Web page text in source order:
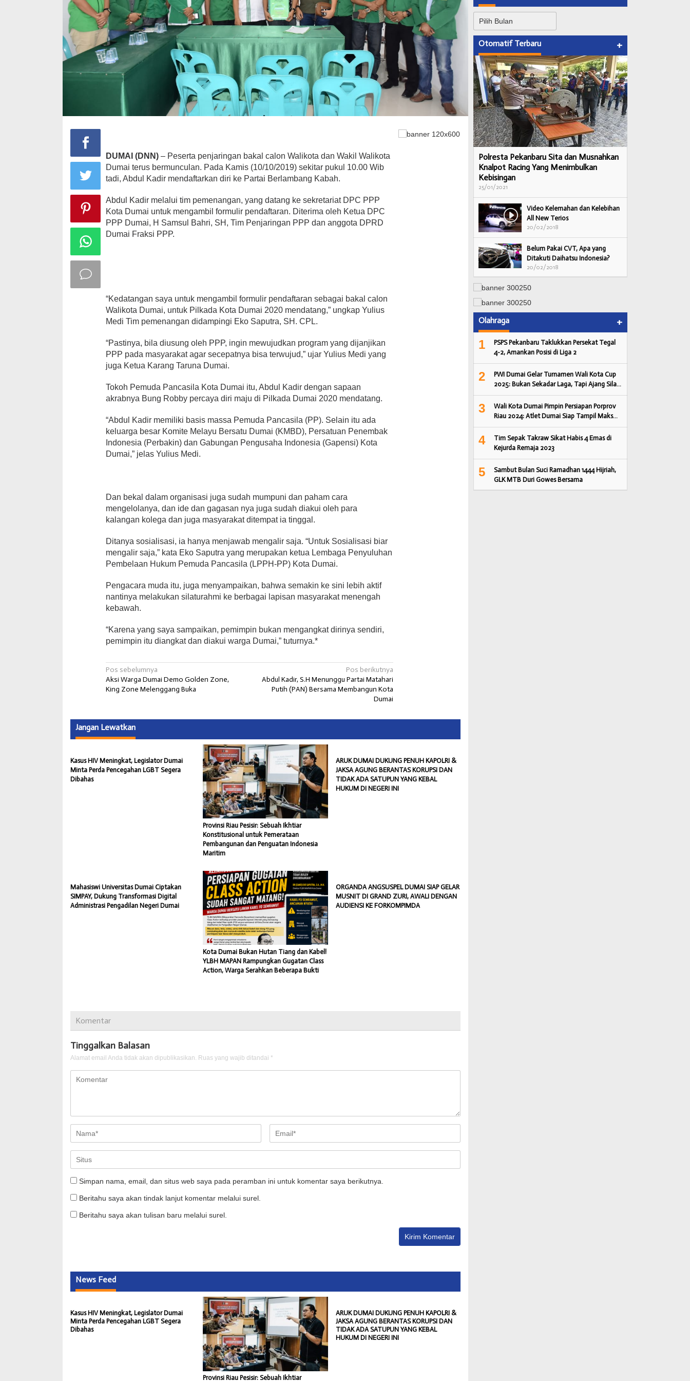
DUMAI (DNN) – Peserta penjaringan bakal calon Walikota dan Wakil Walikota
Dumai terus bermunculan. Pada Kamis (10/10/2019) sekitar pukul 10.00 Wib
tadi, Abdul Kadir mendaftarkan diri ke Partai Berlambang Kabah.
Abdul Kadir melalui tim pemenangan, yang datang ke sekretariat DPC PPP
Kota Dumai untuk mengambil formulir pendaftaran. Diterima oleh Ketua DPC
PPP Dumai, H Samsul Bahri, SH, Tim Penjaringan PPP dan anggota DPRD
Dumai Fraksi PPP.
“Kedatangan saya untuk mengambil formulir pendaftaran sebagai bakal calon
Walikota Dumai, untuk Pilkada Kota Dumai 2020 mendatang,” ungkap Yulius
Medi Tim pemenangan didampingi Eko Saputra, SH. CPL.
“Pastinya, bila diusung oleh PPP, ingin mewujudkan program yang dijanjikan
PPP pada masyarakat agar secepatnya bisa terwujud,” ujar Yulius Medi yang
juga Ketua Karang Taruna Dumai.
Tokoh Pemuda Pancasila Kota Dumai itu, Abdul Kadir dengan sapaan
akrabnya Bung Robby percaya diri maju di Pilkada Dumai 2020 mendatang.
“Abdul Kadir memiliki basis massa Pemuda Pancasila (PP). Selain itu ada
keluarga besar Komite Melayu Bersatu Dumai (KMBD), Persatuan Penembak
Indonesia (Perbakin) dan Gabungan Pengusaha Indonesia (Gapensi) Kota
Dumai,” jelas Yulius Medi.
Dan bekal dalam organisasi juga sudah mumpuni dan paham cara
mengelolanya, dan ide dan gagasan nya juga sudah diakui oleh para
kalangan kolega dan juga masyarakat ditempat ia tinggal.
Ditanya sosialisasi, ia hanya menjawab mengalir saja. “Untuk Sosialisasi biar
mengalir saja,” kata Eko Saputra yang merupakan ketua Lembaga Penyuluhan
Pembelaan Hukum Pemuda Pancasila (LPPH-PP) Kota Dumai.
Pengacara muda itu, juga menyampaikan, bahwa semakin ke sini lebih aktif
nantinya melakukan silaturahmi ke berbagai lapisan masyarakat menengah
kebawah.
“Karena yang saya sampaikan, pemimpin bukan mengangkat dirinya sendiri,
pemimpin itu diangkat dan diakui warga Dumai,” tuturnya.*
Navigasi
pos
Pos sebelumnya
Aksi Warga Dumai Demo Golden Zone,
King Zone Melenggang Buka
Pos berikutnya
Abdul Kadir, S.H Menunggu Partai Matahari
Putih (PAN) Bersama Membangun Kota
Dumai
Jangan Lewatkan
Kasus HIV Meningkat, Legislator Dumai
Minta Perda Pencegahan LGBT Segera
Dibahas
Provinsi Riau Pesisir: Sebuah Ikhtiar
Konstitusional untuk Pemerataan
Pembangunan dan Penguatan Indonesia
Maritim
ARUK DUMAI DUKUNG PENUH KAPOLRI &
JAKSA AGUNG BERANTAS KORUPSI DAN
TIDAK ADA SATUPUN YANG KEBAL
HUKUM DI NEGERI INI
Mahasiswi Universitas Dumai Ciptakan
SIMPAY, Dukung Transformasi Digital
Administrasi Pengadilan Negeri Dumai
Kota Dumai Bukan Hutan Tiang dan Kabel!
YLBH MAPAN Rampungkan Gugatan Class
Action, Warga Serahkan Beberapa Bukti
ORGANDA ANGSUSPEL DUMAI SIAP GELAR
MUSNIT DI GRAND ZURI, AWALI DENGAN
AUDIENSI KE FORKOMPIMDA
Komentar
Tinggalkan Balasan
Alamat email Anda tidak akan dipublikasikan. Ruas yang wajib ditandai *
Simpan nama, email, dan situs web saya pada peramban ini untuk komentar saya berikutnya.
Beritahu saya akan tindak lanjut komentar melalui surel.
Beritahu saya akan tulisan baru melalui surel.
News Feed
Kasus HIV Meningkat, Legislator Dumai
Minta Perda Pencegahan LGBT Segera
Dibahas
Provinsi Riau Pesisir: Sebuah Ikhtiar
ARUK DUMAI DUKUNG PENUH KAPOLRI &
JAKSA AGUNG BERANTAS KORUPSI DAN
TIDAK ADA SATUPUN YANG KEBAL
HUKUM DI NEGERI INI
Arsip
Otomatif Terbaru +
Polresta Pekanbaru Sita dan Musnahkan
Knalpot Racing Yang Menimbulkan
Kebisingan
25/01/2021
Video Kelemahan dan Kelebihan
All New Terios
20/02/2018
Belum Pakai CVT, Apa yang
Ditakuti Daihatsu Indonesia?
20/02/2018
Olahraga +
1
PSPS Pekanbaru Taklukkan Persekat Tegal
4-2, Amankan Posisi di Liga 2
2
PWI Dumai Gelar Turnamen Wali Kota Cup
2025: Bukan Sekadar Laga, Tapi Ajang Sila…
3
Wali Kota Dumai Pimpin Persiapan Porprov
Riau 2024: Atlet Dumai Siap Tampil Maks…
4
Tim Sepak Takraw Sikat Habis 4 Emas di
Kejurda Remaja 2023
5
Sambut Bulan Suci Ramadhan 1444 Hijriah,
GLK MTB Duri Gowes Bersama